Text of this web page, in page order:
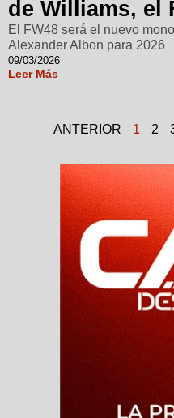
de Williams, el
El FW48 será el nuevo
Alexander Albon para 2026
09/03/2026
Leer Más
ANTERIOR 1 2